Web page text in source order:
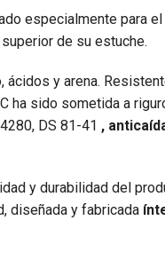
especialmente para
de su estuche.
y arena.
ha sido sometida a
DS 81-41 ,
y durabilidad del
diseñada y fabricada